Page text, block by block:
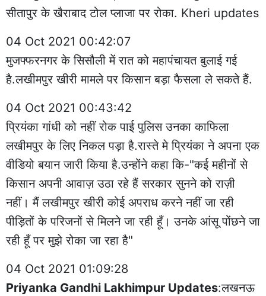
सीतापुर के खैराबाद टोल प्लाजा पर रोका. Kheri updates
04 Oct 2021 00:42:07
मुजफ्फरनगर के सिसौली में रात को महापंचायत बुलाई गई
है.लखीमपुर खीरी मामले पर किसान बड़ा फैसला ले सकते हैं.
04 Oct 2021 00:43:42
प्रियंका गांधी को नहीं रोक पाई पुलिस उनका काफिला
लखीमपुर के लिए निकल पड़ा है.रास्ते मे प्रियंका ने अपना एक
वीडियो बयान जारी किया है.उन्होंने कहा कि-"कई महीनों से
किसान अपनी आवाज़ उठा रहे हैं सरकार सुनने को राज़ी
नहीं। मैं लखीमपुर खीरी कोई अपराध करने नहीं जा रही
पीड़ितों के परिजनों से मिलने जा रही हूँ। उनके आंसू पोंछने जा
रही हूँ पर मुझे रोका जा रहा है"
04 Oct 2021 01:09:28
Priyanka Gandhi Lakhimpur Updates:लखनऊ